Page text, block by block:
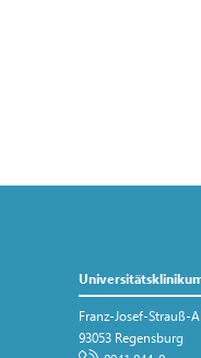
Franz-Josef-Strauß-
93053 Regensburg